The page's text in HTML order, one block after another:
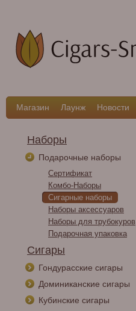
Магазин Лаунж Новости
Наборы
Подарочные наборы
Сертификат
Комбо-Наборы
Сигарные наборы
Наборы аксессуаров
Наборы для трубокуров
Подарочная упаковка
Сигары
Гондурасские сигары
Доминиканские сигары
Кубинские сигары